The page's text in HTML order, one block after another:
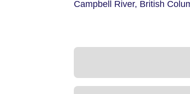
Campbell River, British